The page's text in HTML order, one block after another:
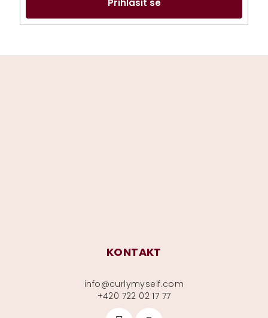
Přihlásit se
KONTAKT
info@curlymyself.com
+420 722 02 17 77